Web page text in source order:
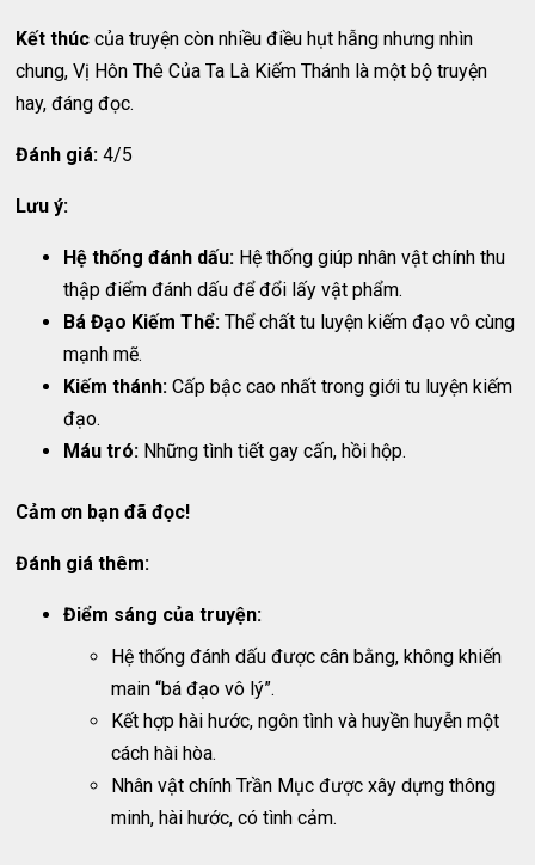
Kết thúc của truyện còn nhiều điều hụt hẫng nhưng nhìn
chung, Vị Hôn Thê Của Ta Là Kiếm Thánh là một bộ truyện
hay, đáng đọc.
Đánh giá: 4/5
Lưu ý:
Hệ thống đánh dấu: Hệ thống giúp nhân vật chính thu
thập điểm đánh dấu để đổi lấy vật phẩm.
Bá Đạo Kiếm Thể: Thể chất tu luyện kiếm đạo vô cùng
mạnh mẽ.
Kiếm thánh: Cấp bậc cao nhất trong giới tu luyện kiếm
đạo.
Máu tró: Những tình tiết gay cấn, hồi hộp.
Cảm ơn bạn đã đọc!
Đánh giá thêm:
Điểm sáng của truyện:
Hệ thống đánh dấu được cân bằng, không khiến
main “bá đạo vô lý”.
Kết hợp hài hước, ngôn tình và huyền huyễn một
cách hài hòa.
Nhân vật chính Trần Mục được xây dựng thông
minh, hài hước, có tình cảm.